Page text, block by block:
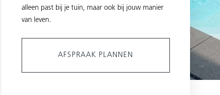
alleen past bij je tuin, maar ook bij jouw manier
van leven.
AFSPRAAK PLANNEN